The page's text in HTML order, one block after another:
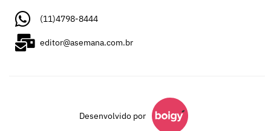
(11)4798-8444
editor@asemana.com.br
Desenvolvido por